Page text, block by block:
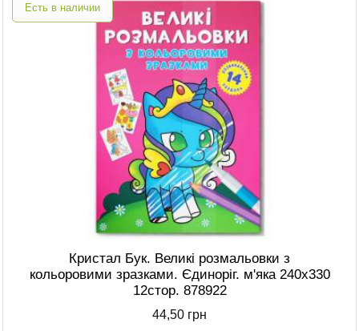
Есть в наличии
Кристал Бук. Великі розмальовки з
кольоровими зразками. Єдиноріг. м'яка 240х330
12стор. 878922
44,50 грн